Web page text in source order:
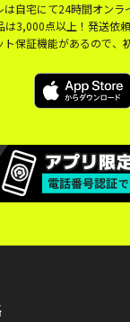
は自宅にて24時間オン
は3,000点以上！発送依
ト保証機能があるので、